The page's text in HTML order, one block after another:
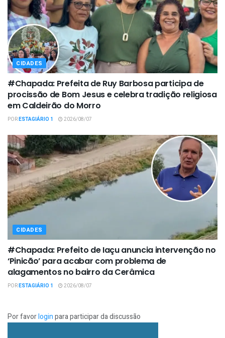
CIDADES
#Chapada: Prefeita de Ruy Barbosa participa de
procissão de Bom Jesus e celebra tradição religiosa
em Caldeirão do Morro
PORESTAGIÁRIO 1 2026/08/07
CIDADES
#Chapada: Prefeito de Iaçu anuncia intervenção no
‘Pinicão’ para acabar com problema de
alagamentos no bairro da Cerâmica
PORESTAGIÁRIO 1 2026/08/07
Por favorloginpara participar da discussão